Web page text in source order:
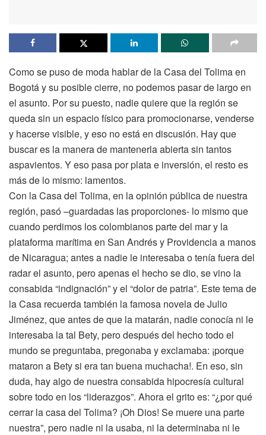
Como se puso de moda hablar de la Casa del Tolima en
Bogotá y su posible cierre, no podemos pasar de largo en
el asunto. Por su puesto, nadie quiere que la región se
queda sin un espacio físico para promocionarse, venderse
y hacerse visible, y eso no está en discusión. Hay que
buscar es la manera de mantenerla abierta sin tantos
aspavientos. Y eso pasa por plata e inversión, el resto es
más de lo mismo: lamentos.
Con la Casa del Tolima, en la opinión pública de nuestra
región, pasó –guardadas las proporciones- lo mismo que
cuando perdimos los colombianos parte del mar y la
plataforma marítima en San Andrés y Providencia a manos
de Nicaragua; antes a nadie le interesaba o tenía fuera del
radar el asunto, pero apenas el hecho se dio, se vino la
consabida “indignación” y el “dolor de patria”. Este tema de
la Casa recuerda también la famosa novela de Julio
Jiménez, que antes de que la matarán, nadie conocía ni le
interesaba la tal Bety, pero después del hecho todo el
mundo se preguntaba, pregonaba y exclamaba: ¡porque
mataron a Bety si era tan buena muchacha!. En eso, sin
duda, hay algo de nuestra consabida hipocresía cultural
sobre todo en los “liderazgos”. Ahora el grito es: “¿por qué
cerrar la casa del Tolima? ¡Oh Dios! Se muere una parte
nuestra”, pero nadie ni la usaba, ni la determinaba ni le